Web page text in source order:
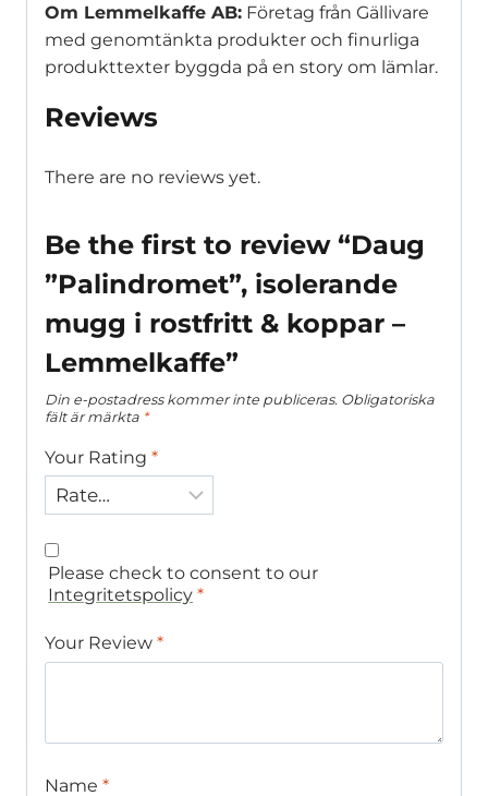
Om Lemmelkaffe AB: Företag från Gällivare
med genomtänkta produkter och finurliga
produkttexter byggda på en story om lämlar.
Reviews
There are no reviews yet.
Be the first to review “Daug
”Palindromet”, isolerande
mugg i rostfritt & koppar –
Lemmelkaffe”
Din e-postadress kommer inte publiceras. Obligatoriska
fält är märkta *
Your Rating *
Please check to consent to our
Integritetspolicy *
Your Review *
Name *